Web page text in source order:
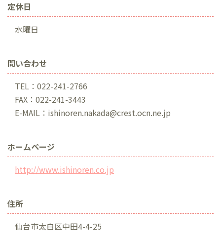
定休日
水曜日
問い合わせ
TEL：022-241-2766
FAX：022-241-3443
E-MAIL：ishinoren.nakada@crest.ocn.ne.jp
ホームページ
http://www.ishinoren.co.jp
住所
仙台市太白区中田4-4-25